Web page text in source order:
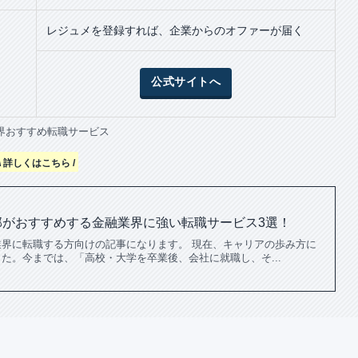
レジュメを登録すれば、企業からのオファーが届く
公式サイトへ
おすすめ転職サービス
詳しくはこちら /
おすすめする金融業界に強い転職サービス3選！
に転職する方向けの記事になります。 現在、キャリアの歩み方に
。今までは、「高校・大学を卒業後、会社に就職し、そ...